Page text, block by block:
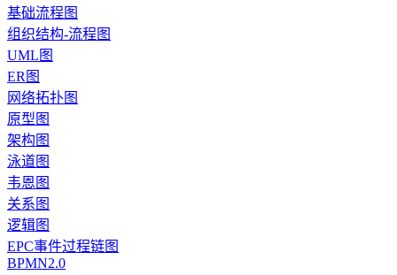
基础流程图
组织结构-流程图
UML图
ER图
网络拓扑图
原型图
架构图
泳道图
韦恩图
关系图
逻辑图
EPC事件过程链图
BPMN2.0